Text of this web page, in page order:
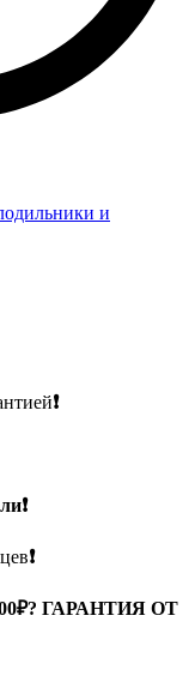
и
❗
❗
ГАРАНТИЯ ОТ